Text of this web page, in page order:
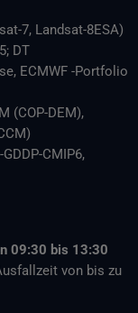
7, Landsat-8ESA)
DT
ECMWF -Portfolio
(COP-DEM),
GDDP-CMIP6,
09:30 bis 13:30
von bis zu